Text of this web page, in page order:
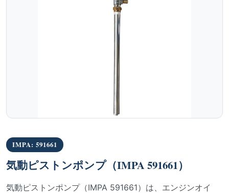
IMPA: 591661
気動ピストンポンプ（IMPA 591661）
気動ピストンポンプ（IMPA 591661）は、エンジンオイ